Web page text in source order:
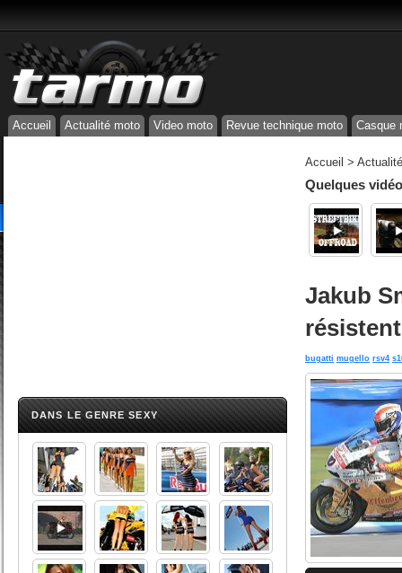
Accueil Actualité moto Video moto Revue technique moto Casque
DANS LE GENRE SEXY
Accueil >
Quelques
Jakub
résistent
bugatti mugello rsv4